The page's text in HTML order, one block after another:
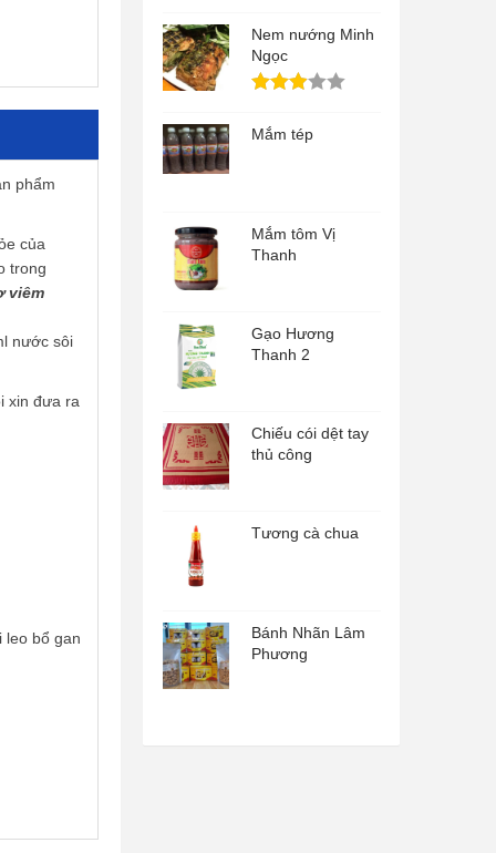
phẩm
của
trong
viêm
nước sôi
xin đưa ra
leo bổ gan
Nem nướng Minh
Ngọc
Mắm tép
Mắm tôm Vị
Thanh
Gạo Hương
Thanh 2
Chiếu cói dệt tay
thủ công
Tương cà chua
Bánh Nhãn Lâm
Phương